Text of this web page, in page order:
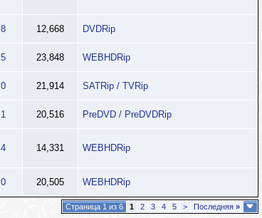
8 12,668 DVDRip
5 23,848 WEBHDRip
0 21,914 SATRip / TVRip
1 20,516 PreDVD / PreDVDRip
4 14,331 WEBHDRip
0 20,505 WEBHDRip
Страница 1 из 6 1 2 3 4 5 > Последняя »